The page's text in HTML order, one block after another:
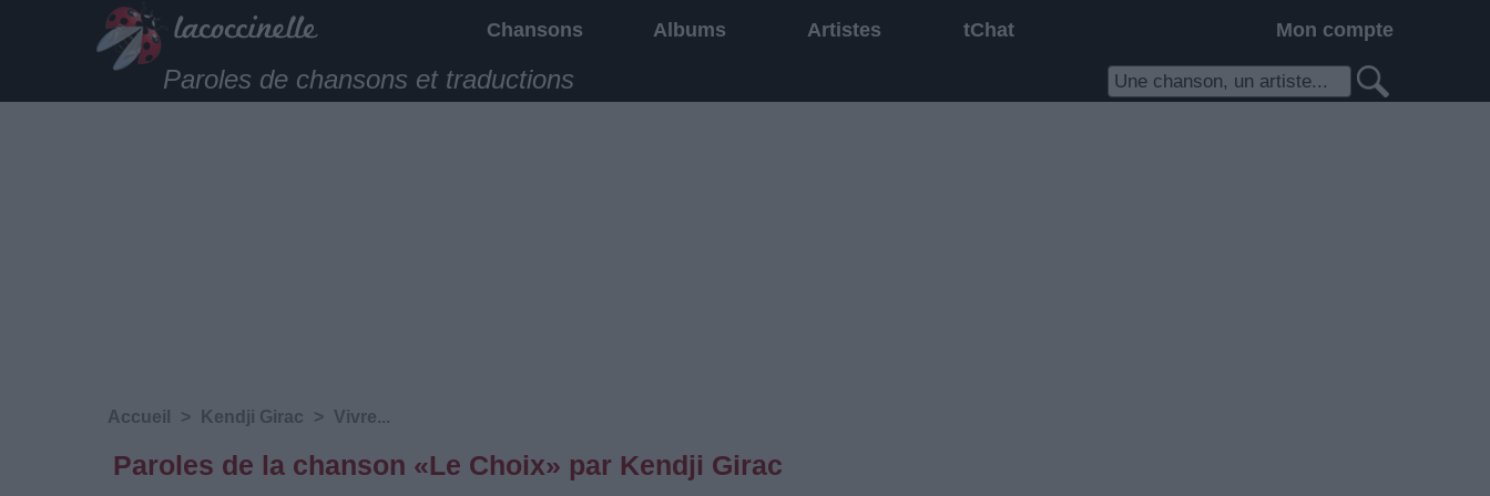
Chansons Albums Artistes tChat Mon compte
Paroles de chansons et traductions
Accueil > ‎Kendji‬ Girac > Vivre...
Paroles de la chanson «Le Choix» par ‎Kendji‬ Girac